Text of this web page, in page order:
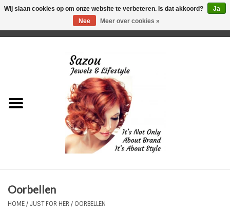
Just for Him
Plus Size Sieraden
Oorbellen
HOME/JUST FOR HER / OORBELLEN
Wij slaan cookies op om onze website te verbeteren. Is dat akkoord?
Ja
Nee
Meer over cookies »